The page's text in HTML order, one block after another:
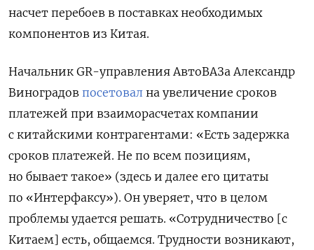
насчет перебоев в поставках необходимых
компонентов из Китая.
Начальник GR-управления АвтоВАЗа Александр
Виноградов посетовал на увеличение сроков
платежей при взаиморасчетах компании
с китайскими контрагентами: «Есть задержка
сроков платежей. Не по всем позициям,
но бывает такое» (здесь и далее его цитаты
по «Интерфаксу»). Он уверяет, что в целом
проблемы удается решать. «Сотрудничество [с
Китаем] есть, общаемся. Трудности возникают,